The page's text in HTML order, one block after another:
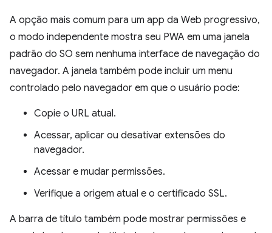
A opção mais comum para um app da Web progressivo,
o modo independente mostra seu PWA em uma janela
padrão do SO sem nenhuma interface de navegação do
navegador. A janela também pode incluir um menu
controlado pelo navegador em que o usuário pode:
Copie o URL atual.
Acessar, aplicar ou desativar extensões do
navegador.
Acessar e mudar permissões.
Verifique a origem atual e o certificado SSL.
A barra de título também pode mostrar permissões e